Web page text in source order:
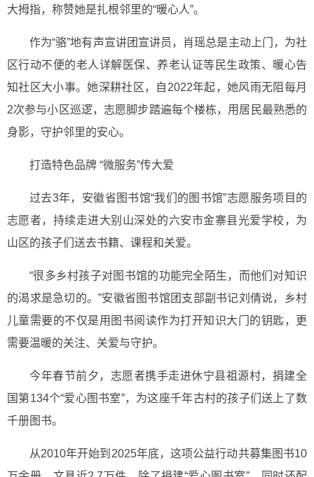
大拇指，称赞她是扎根邻里的“暖心人”。
作为“骆”地有声宣讲团宣讲员，肖瑶总是主动上门，为社
区行动不便的老人详解医保、养老认证等民生政策、暖心告
知社区大小事。她深耕社区，自2022年起，她风雨无阻每月
2次参与小区巡逻，志愿脚步踏遍每个楼栋，用居民最熟悉的
身影，守护邻里的安心。
打造特色品牌 “微服务”传大爱
过去3年，安徽省图书馆“我们的图书馆”志愿服务项目的
志愿者，持续走进大别山深处的六安市金寨县光爱学校，为
山区的孩子们送去书籍、课程和关爱。
“很多乡村孩子对图书馆的功能完全陌生，而他们对知识
的渴求是急切的。”安徽省图书馆团支部副书记刘倩说，乡村
儿童需要的不仅是用图书阅读作为打开知识大门的钥匙，更
需要温暖的关注、关爱与守护。
今年春节前夕，志愿者携手走进休宁县祖源村，捐建全
国第134个“爱心图书室”，为这座千年古村的孩子们送上了数
千册图书。
从2010年开始到2025年底，这项公益行动共募集图书10